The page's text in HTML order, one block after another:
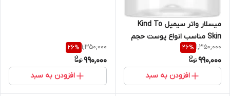
میسلار واتر سیمپل Kind To
Skin مناسب انواع پوست حجم
400 میلی‌لیتر
1,350,000
26%
990,000
افزودن به سبد
1,350,000
26%
990,000
افزودن به سبد